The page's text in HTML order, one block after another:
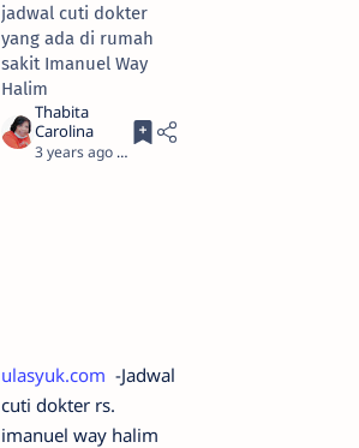
jadwal cuti dokter
yang ada di rumah
sakit Imanuel Way
Halim
3 years ago 3
ulasyuk.com -Jadwal
cuti dokter rs.
imanuel way halim